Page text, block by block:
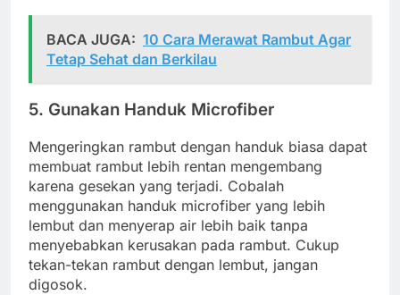
BACA JUGA: 10 Cara Merawat Rambut Agar
Tetap Sehat dan Berkilau
5. Gunakan Handuk Microfiber
Mengeringkan rambut dengan handuk biasa dapat
membuat rambut lebih rentan mengembang
karena gesekan yang terjadi. Cobalah
menggunakan handuk microfiber yang lebih
lembut dan menyerap air lebih baik tanpa
menyebabkan kerusakan pada rambut. Cukup
tekan-tekan rambut dengan lembut, jangan
digosok.